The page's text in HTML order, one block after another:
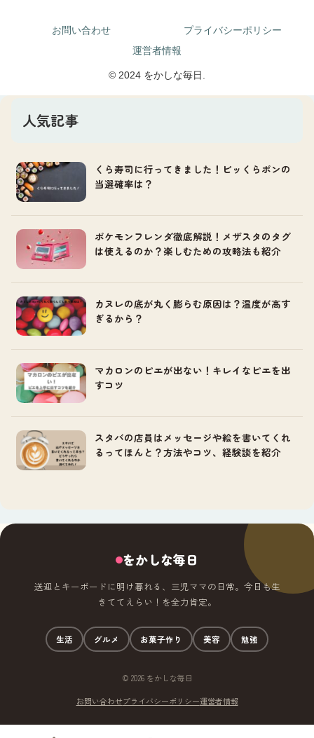
お問い合わせ
プライバシーポリシー
運営者情報
© 2024 をかしな毎日.
人気記事
くら寿司に行ってきました！ビッくらポンの
当選確率は？
ポケモンフレンダ徹底解説！メザスタのタグ
は使えるのか？楽しむための攻略法も紹介
カヌレの底が丸く膨らむ原因は？温度が高す
ぎるから？
マカロンのピエが出ない！キレイなピエを出
すコツ
スタバの店員はメッセージや絵を書いてくれ
るってほんと？方法やコツ、経験談を紹介
をかしな毎日
送迎とキーボードに明け暮れる、三児ママの日常。今日も生
きててえらい！を全力肯定。
生活 グルメ お菓子作り 美容 勉強
© 2026 をかしな毎日
お問い合わせプライバシーポリシー運営者情報